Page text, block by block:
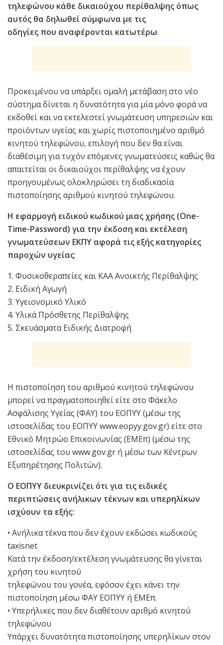
τηλεφώνου κάθε δικαιούχου περίθαλψης όπως
αυτός θα δηλωθεί σύμφωνα με τις
οδηγίες που αναφέρονται κατωτέρω.
Προκειμένου να υπάρξει ομαλή μετάβαση στο νέο
σύστημα δίνεται η δυνατότητα για μία μόνο φορά να
εκδοθεί και να εκτελεστεί γνωμάτευση υπηρεσιών και
προϊόντων υγείας και χωρίς πιστοποιημένο αριθμό
κινητού τηλεφώνου, επιλογή που δεν θα είναι
διαθέσιμη για τυχόν επόμενες γνωματεύσεις καθώς θα
απαιτείται οι δικαιούχοι περίθαλψης να έχουν
προηγουμένως ολοκληρώσει τη διαδικασία
πιστοποίησης αριθμού κινητού τηλεφώνου.
Η εφαρμογή ειδικού κωδικού μιας χρήσης (One-
Time-Password) για την έκδοση και εκτέλεση
γνωματεύσεων ΕΚΠΥ αφορά τις εξής κατηγορίες
παροχών υγείας:
1. Φυσικοθεραπείες και ΚΑΑ Ανοικτής Περίθαλψης
2. Ειδική Αγωγή
3. Υγειονομικό Υλικό
4. Υλικά Πρόσθετης Περίθαλψης
5. Σκευάσματα Ειδικής Διατροφή
Η πιστοποίηση του αριθμού κινητού τηλεφώνου
μπορεί να πραγματοποιηθεί είτε στο Φάκελο
Ασφάλισης Υγείας (ΦΑΥ) του ΕΟΠΥΥ (μέσω της
ιστοσελίδας του ΕΟΠΥΥ www.eopyy.gov.gr) είτε στο
Εθνικό Μητρώο Επικοινωνίας (ΕΜΕπ) (μέσω της
ιστοσελίδας του www.gov.gr ή μέσω των Κέντρων
Εξυπηρέτησης Πολιτών).
Ο ΕΟΠΥΥ διευκρινίζει ότι για τις ειδικές
περιπτώσεις ανήλικων τέκνων και υπερηλίκων
ισχύουν τα εξής:
• Ανήλικα τέκνα που δεν έχουν εκδώσει κωδικούς
taxisnet
Κατά την έκδοση/εκτέλεση γνωμάτευσης θα γίνεται
χρήση του κινητού
τηλεφώνου του γονέα, εφόσον έχει κάνει την
πιστοποίηση μέσω ΦΑΥ ΕΟΠΥΥ ή ΕΜΕπ.
• Υπερήλικες που δεν διαθέτουν αριθμό κινητού
τηλεφώνου
Υπάρχει δυνατότητα πιστοποίησης υπερηλίκων στον